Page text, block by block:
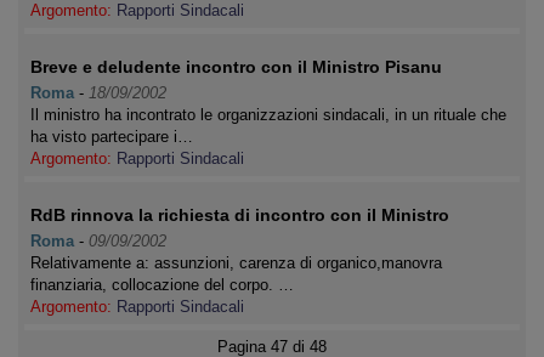
Argomento: Rapporti Sindacali
Breve e deludente incontro con il Ministro Pisanu
Roma - 18/09/2002
Il ministro ha incontrato le organizzazioni sindacali, in un rituale che
ha visto partecipare i…
Argomento: Rapporti Sindacali
RdB rinnova la richiesta di incontro con il Ministro
Roma - 09/09/2002
Relativamente a: assunzioni, carenza di organico,manovra
finanziaria, collocazione del corpo. …
Argomento: Rapporti Sindacali
Pagina 47 di 48